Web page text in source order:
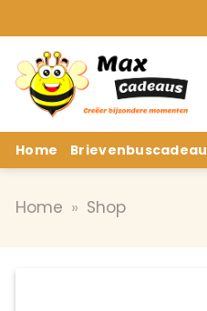
naar
inhoud
Home Brievenbuscadeau
Home » Shop